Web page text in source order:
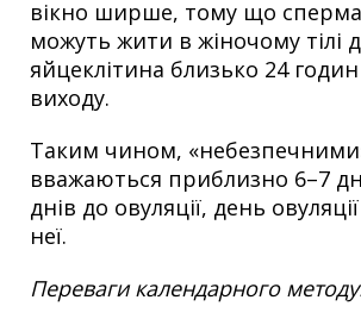
вікно ширше, тому що
можуть жити в жіночому тілі
яйцеклітина близько 24 годин
виходу.
Таким чином,
вважаються приблизно 6–7
днів до овуляції, день
неї.
Переваги календарного